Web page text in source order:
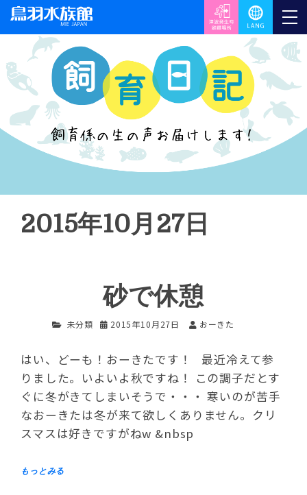
2015年10月27日
砂で休憩
未分類 2015年10月27日 おーきた
はい、どーも！おーきたです！ 最近冷えて参
りました。いよいよ秋ですね！ この調子だとす
ぐに冬がきてしまいそうで・・・ 寒いのが苦手
なおーきたは冬が来て欲しくありません。クリ
スマスは好きですがねw &nbsp